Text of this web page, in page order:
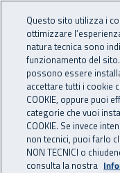
INAIL -
Navigazione - Ti
Home Inail comunica
22 giugno 2018
Questo sito utilizza i
ottimizzare
natura tecnica sono
funzionamento del
possono essere
accettare tutti i cookie
COOKIE, oppure puoi
categorie che vuoi
COOKIE. Se invece
non tecnici, puoi farlo
NON TECNICI o
consulta la nostra